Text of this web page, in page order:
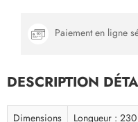
Paiement en ligne
DESCRIPTION
Dimensions
Longueur :